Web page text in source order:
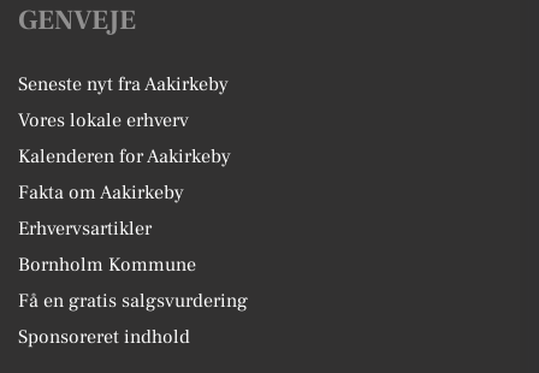
GENVEJE
Seneste nyt fra Aakirkeby
Vores lokale erhverv
Kalenderen for Aakirkeby
Fakta om Aakirkeby
Erhvervsartikler
Bornholm Kommune
Få en gratis salgsvurdering
Sponsoreret indhold